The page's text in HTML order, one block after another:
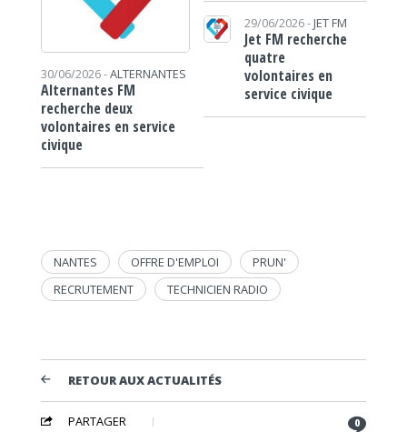
30/06/2026 -ALTERNANTES
Alternantes FM
recherche deux
volontaires en service
civique
29/06/2026 - JET FM
Jet FM recherche
quatre
volontaires en
service civique
NANTES OFFRE D'EMPLOI
PRUN'
RECRUTEMENT
TECHNICIEN RADIO
RETOUR AUX ACTUALITÉS
PARTAGER 0